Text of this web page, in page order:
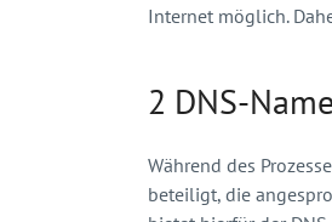
Internet möglich.
2 DNS-
Während des
beteiligt, die